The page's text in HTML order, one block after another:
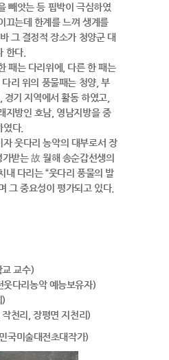
빼앗는 등 핍박이 극심하였
끄는데 한계를 느껴 생계를
그 결정적 장소가 청양군 대
한다.
패는 다리위에, 다른 한 패는
리 위의 풍물패는 청양, 부
기 지역에서 활동 하였고,
지방인 호남, 영남지방을 중
다.
자 웃다리 농악의 대부로서 장
받는 故 월해 송순갑선생의
내 다리는 “웃다리 풍물의 발
그 중요성이 평가되고 있다.
교수)
다리농악 예능보유자)
)
천리, 장평면 지천리)
국미술대전초대작가)